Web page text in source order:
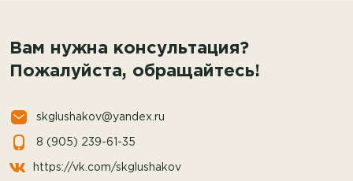
Вам нужна консультация?
Пожалуйста, обращайтесь!
skglushakov@yandex.ru
8 (905) 239-61-35
https://vk.com/skglushakov